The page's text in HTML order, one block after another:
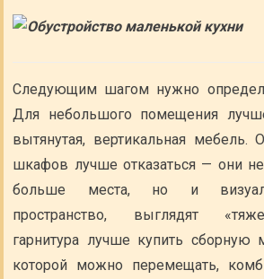
Следующим шагом нужно
Для небольшого помещения
вытянутая, вертикальная мебель.
шкафов лучше отказаться — они
больше места, но и
пространство, выглядят
гарнитура лучше купить сборную
которой можно перемещать,